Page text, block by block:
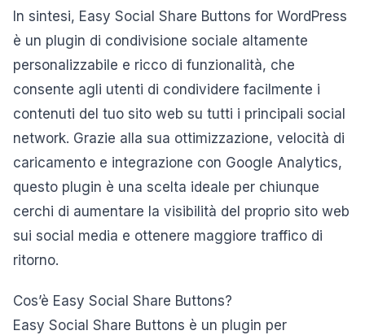
In sintesi, Easy Social Share Buttons for WordPress
è un plugin di condivisione sociale altamente
personalizzabile e ricco di funzionalità, che
consente agli utenti di condividere facilmente i
contenuti del tuo sito web su tutti i principali social
network. Grazie alla sua ottimizzazione, velocità di
caricamento e integrazione con Google Analytics,
questo plugin è una scelta ideale per chiunque
cerchi di aumentare la visibilità del proprio sito web
sui social media e ottenere maggiore traffico di
ritorno.
Cos’è Easy Social Share Buttons?
Easy Social Share Buttons è un plugin per